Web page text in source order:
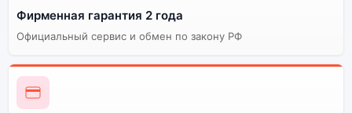
Фирменная гарантия 2 года
Официальный сервис и обмен по закону РФ